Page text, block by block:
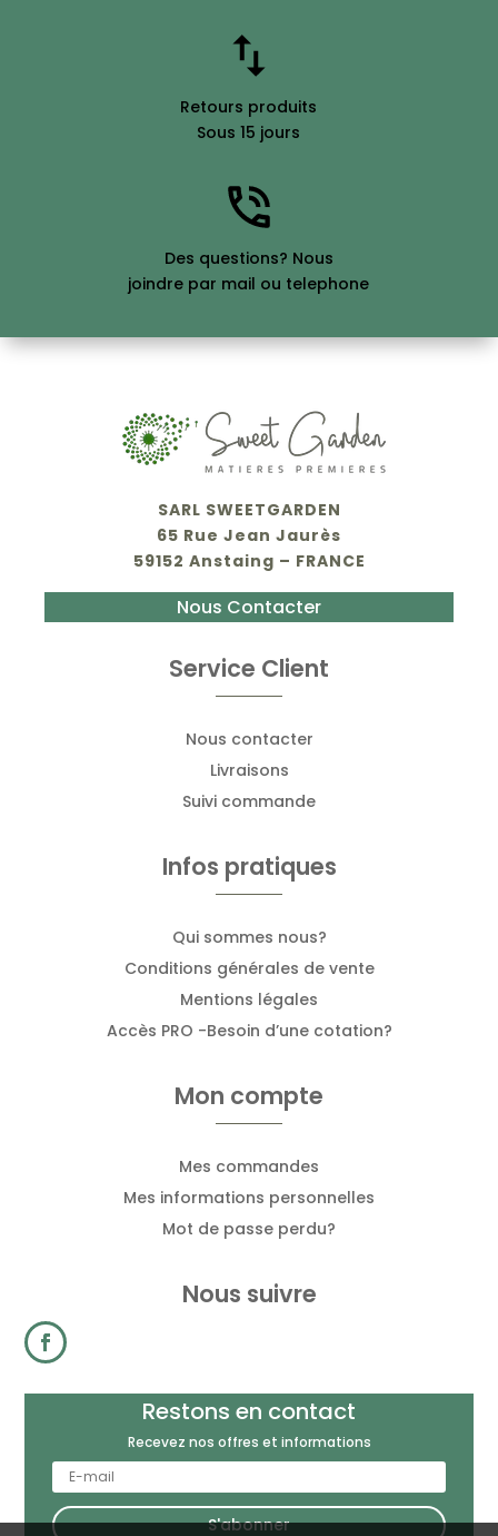
Retours produits
Sous 15 jours
Des questions? Nous
joindre par mail ou telephone
SARL SWEETGARDEN
65 Rue Jean Jaurès
59152 Anstaing – FRANCE
Nous Contacter
Service Client
Nous contacter
Livraisons
Suivi commande
Infos pratiques
Qui sommes nous?
Conditions générales de vente
Mentions légales
Accès PRO -Besoin d’une cotation?
Mon compte
Mes commandes
Mes informations personnelles
Mot de passe perdu?
Nous suivre
Restons en contact
Recevez nos offres et informations
S'abonner